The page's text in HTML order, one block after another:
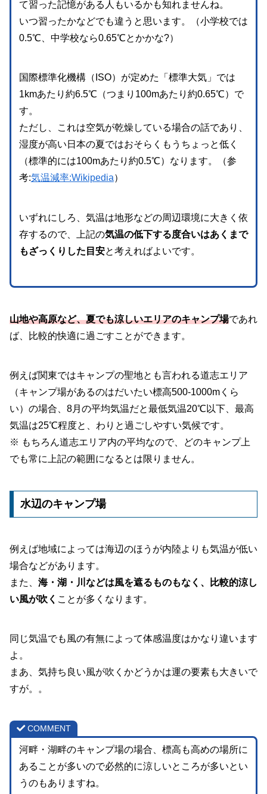
て習った記憶がある人もいるかも知れませんね。
いつ習ったかなどでも違うと思います。（小学校では
0.5℃、中学校なら0.65℃とかかな?）
国際標準化機構（ISO）が定めた「標準大気」では
1kmあたり約6.5℃（つまり100mあたり約0.65℃）で
す。
ただし、これは空気が乾燥している場合の話であり、
湿度が高い日本の夏ではおそらくもうちょっと低く
（標準的には100mあたり約0.5℃）なります。
（参
考:気温減率:Wikipedia）
いずれにしろ、気温は地形などの周辺環境に大きく依
存するので、上記の気温の低下する度合いはあくまで
もざっくりした目安と考えればよいです。
山地や高原など、夏でも涼しいエリアのキャンプ場であれ
ば、比較的快適に過ごすことができます。
例えば関東ではキャンプの聖地とも言われる道志エリア
（キャンプ場があるのはだいたい標高500-1000mくら
い）の場合、8月の平均気温だと最低気温20℃以下、最高
気温は25℃程度と、わりと過ごしやすい気候です。
※ もちろん道志エリア内の平均なので、どのキャンプ上
でも常に上記の範囲になるとは限りません。
水辺のキャンプ場
例えば地域によっては海辺のほうが内陸よりも気温が低い
場合などがあります。
また、 海・湖・川などは風を遮るものもなく、比較的涼し
い風が吹く ことが多くなります。
同じ気温でも風の有無によって体感温度はかなり違います
よ。
まあ、気持ち良い風が吹くかどうかは運の要素も大きいで
すが。。
COMMENT
河畔・湖畔のキャンプ場の場合、標高も高めの場所に
あることが多いので必然的に涼しいところが多いとい
うのもありますね。